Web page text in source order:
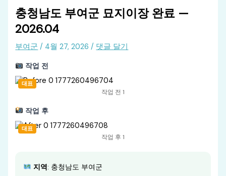
충청남도 부여군 묘지이장 완료 —
2026.04
부여군 / 4월 27, 2026/ 댓글 달기
작업 전
대표
작업 전 1
작업 후
대표
작업 후 1
지역: 충청남도 부여군